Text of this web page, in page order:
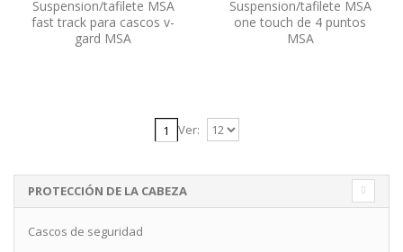
Suspension/tafilete MSA
fast track para cascos v-
gard MSA
Suspension/tafilete MSA
one touch de 4 puntos
MSA
1 Ver:
PROTECCIÓN DE LA CABEZA
Cascos de seguridad